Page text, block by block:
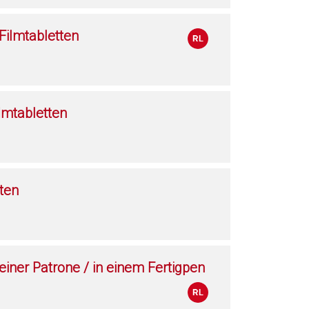
Patrone / in einem Fertigpen